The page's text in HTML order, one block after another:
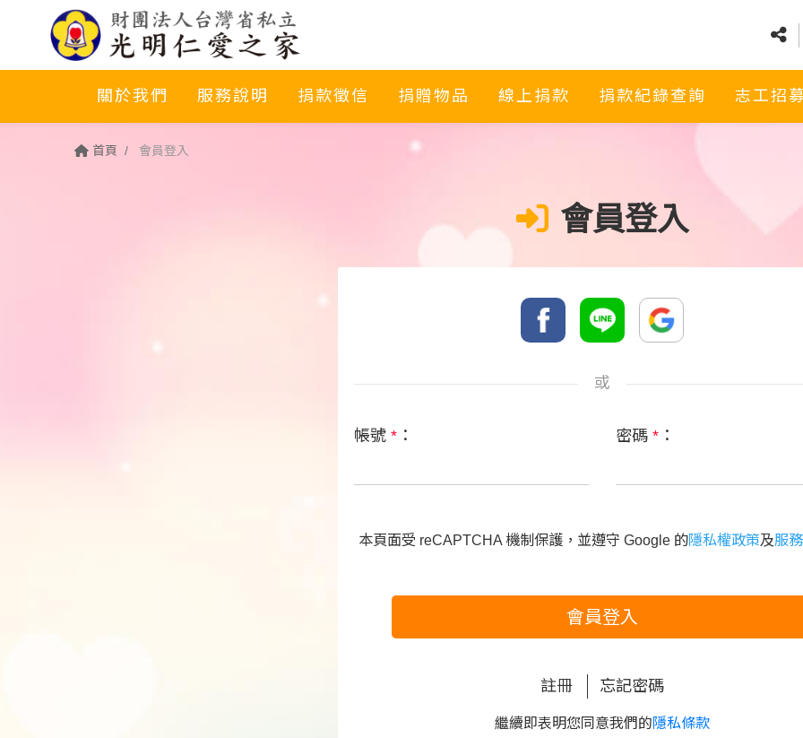
關於我們 服務說明 捐款徵信 捐贈物品 線上捐款 捐款紀錄查詢 志工招
首頁 會員登入
會員登入
或
帳號 * ： 密碼 * ：
本頁面受 reCAPTCHA 機制保護，並遵守 Google 的隱私權政策及服
會員登入
註冊 忘記密碼
繼續即表明您同意我們的隱私條款